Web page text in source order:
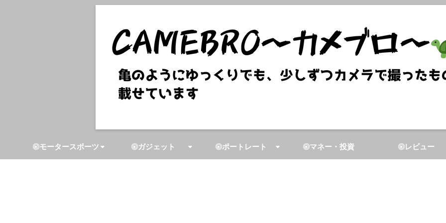
モータースポーツ ガジェット ポートレート マネー・投資 レビュー